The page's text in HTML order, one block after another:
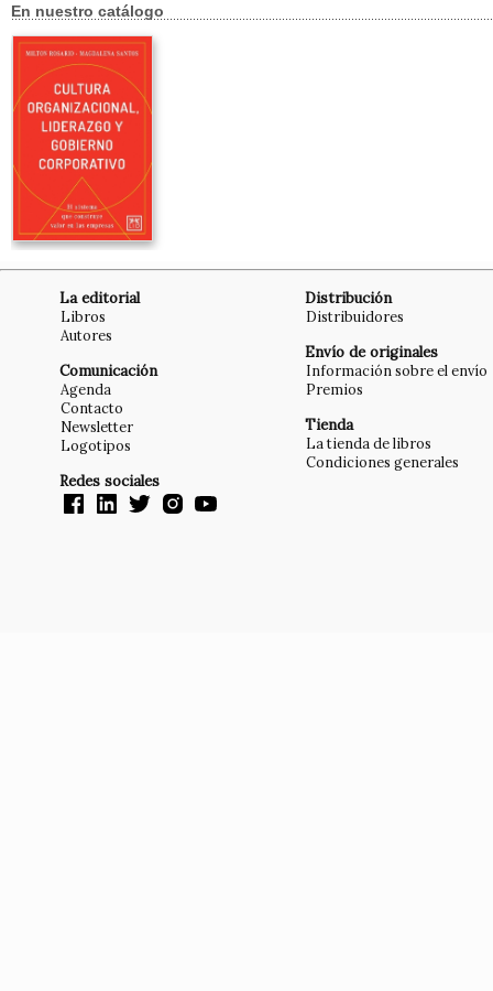
En nuestro catálogo
La editorial
Libros
Autores
Comunicación
Agenda
Contacto
Newsletter
Logotipos
Redes sociales
Distribución
Distribuidores
Envío de originales
Información sobre el envío
Premios
Tienda
La tienda de libros
Condiciones generales